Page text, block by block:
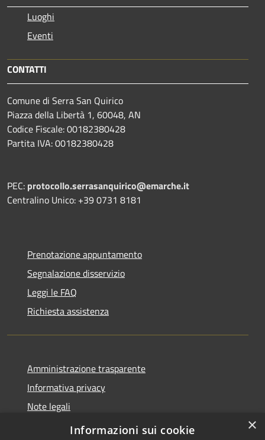
Luoghi
Eventi
CONTATTI
Comune di Serra San Quirico
Piazza della Libertà 1, 60048, AN
Codice Fiscale: 00182380428
Partita IVA: 00182380428
PEC: protocollo.serrasanquirico@emarche.it
Centralino Unico: +39 0731 8181
Prenotazione appuntamento
Segnalazione disservizio
Leggi le FAQ
Richiesta assistenza
Amministrazione trasparente
Informativa privacy
Note legali
Dichiarazione di accessibilità
×
Informazioni sui cookie